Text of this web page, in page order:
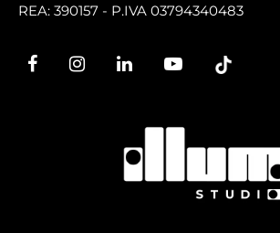
REA: 390157 - P.IVA 03794340483